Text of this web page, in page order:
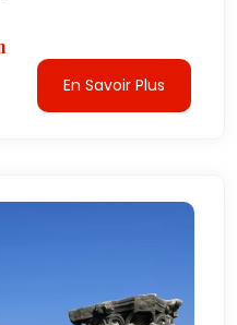
En Savoir Plus